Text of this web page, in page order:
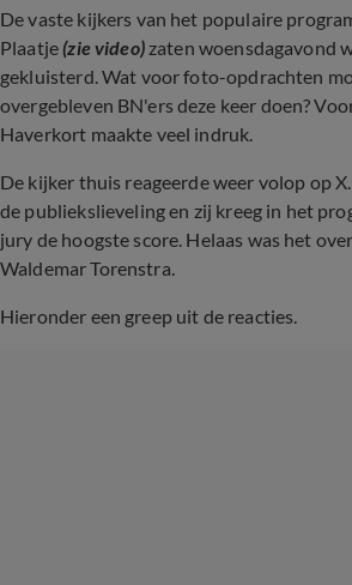
De vaste kijkers van het populaire
Plaatje(zie video)zaten woensdagavond
gekluisterd. Wat voor foto-opdrachten
overgebleven BN'ers deze keer doen?
Haverkort maakte veel indruk.
De kijker thuis reageerde weer volop op
de publiekslieveling en zij kreeg in het
jury de hoogste score. Helaas was het
Waldemar Torenstra.
Hieronder een greep uit de reacties.